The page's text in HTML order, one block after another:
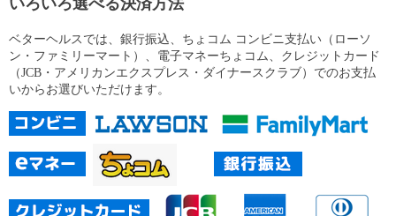
ベターヘルスでは、銀行振込、ちょコム コンビニ支払い（ローソ
ン・ファミリーマート）、電子マネーちょコム、クレジットカード
（JCB・アメリカンエクスプレス・ダイナースクラブ）でのお支払
いからお選びいただけます。